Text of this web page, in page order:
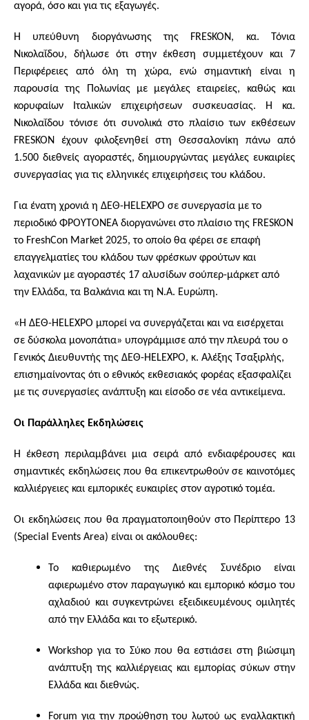
αγορά, όσο και για τις εξαγωγές.
Η υπεύθυνη διοργάνωσης της FRESKOΝ, κα. Τόνια
Νικολαΐδου, δήλωσε ότι στην έκθεση συμμετέχουν και 7
Περιφέρειες από όλη τη χώρα, ενώ σημαντική είναι η
παρουσία της Πολωνίας με μεγάλες εταιρείες, καθώς και
κορυφαίων Ιταλικών επιχειρήσεων συσκευασίας. Η κα.
Νικολαΐδου τόνισε ότι συνολικά στο πλαίσιο των εκθέσεων
FRESKON έχουν φιλοξενηθεί στη Θεσσαλονίκη πάνω από
1.500 διεθνείς αγοραστές, δημιουργώντας μεγάλες ευκαιρίες
συνεργασίας για τις ελληνικές επιχειρήσεις του κλάδου.
Για ένατη χρονιά η ΔΕΘ-HELEXPO σε συνεργασία με το
περιοδικό ΦΡΟΥΤΟΝΕΑ διοργανώνει στο πλαίσιο της FRESKON
το FreshCon Market 2025, το οποίο θα φέρει σε επαφή
επαγγελματίες του κλάδου των φρέσκων φρούτων και
λαχανικών με αγοραστές 17 αλυσίδων σούπερ-μάρκετ από
την Ελλάδα, τα Βαλκάνια και τη Ν.Α. Ευρώπη.
«Η ΔΕΘ-HELEXPO μπορεί να συνεργάζεται και να εισέρχεται
σε δύσκολα μονοπάτια» υπογράμμισε από την πλευρά του ο
Γενικός Διευθυντής της ΔΕΘ-HELEXPO, κ. Αλέξης Τσαξιρλής,
επισημαίνοντας ότι ο εθνικός εκθεσιακός φορέας εξασφαλίζει
με τις συνεργασίες ανάπτυξη και είσοδο σε νέα αντικείμενα.
Οι Παράλληλες Εκδηλώσεις
Η έκθεση περιλαμβάνει μια σειρά από ενδιαφέρουσες και
σημαντικές εκδηλώσεις που θα επικεντρωθούν σε καινοτόμες
καλλιέργειες και εμπορικές ευκαιρίες στον αγροτικό τομέα.
Οι εκδηλώσεις που θα πραγματοποιηθούν στο Περίπτερο 13
(Special Events Area) είναι οι ακόλουθες:
Το καθιερωμένο της Διεθνές Συνέδριο είναι
αφιερωμένο στον παραγωγικό και εμπορικό κόσμο του
αχλαδιού και συγκεντρώνει εξειδικευμένους ομιλητές
από την Ελλάδα και το εξωτερικό.
Workshop για το Σύκο που θα εστιάσει στη βιώσιμη
ανάπτυξη της καλλιέργειας και εμπορίας σύκων στην
Ελλάδα και διεθνώς.
Forum για την προώθηση του λωτού ως εναλλακτική